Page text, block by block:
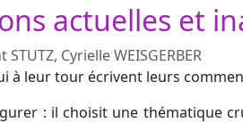
actuelles et
Cyrielle WEISGERBER
à leur tour écrivent leurs
: il choisit une thématique